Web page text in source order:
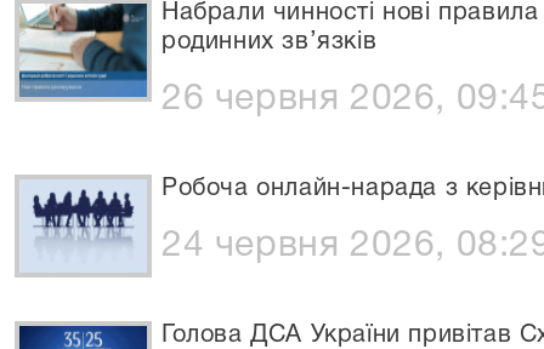
Набрали чинності нові
родинних зв’язків
26 червня 2026,
Робоча онлайн-нарада з
24 червня 2026,
Голова ДСА України привітав